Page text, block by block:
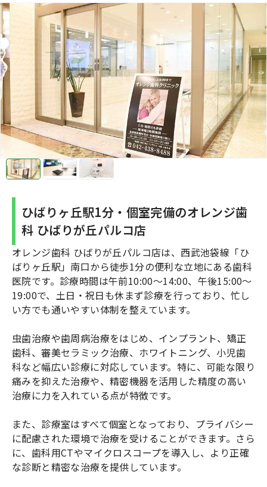
ひばりヶ丘駅1分・個室完備のオレンジ歯
科 ひばりが丘パルコ店
オレンジ歯科 ひばりが丘パルコ店は、西武池袋線「ひ
ばりヶ丘駅」南口から徒歩1分の便利な立地にある歯科
医院です。診療時間は午前10:00～14:00、午後15:00～
19:00で、土日・祝日も休まず診療を行っており、忙し
い方でも通いやすい体制を整えています。
虫歯治療や歯周病治療をはじめ、インプラント、矯正
歯科、審美セラミック治療、ホワイトニング、小児歯
科など幅広い診療に対応しています。特に、可能な限り
痛みを抑えた治療や、精密機器を活用した精度の高い
治療に力を入れている点が特徴です。
また、診療室はすべて個室となっており、プライバシー
に配慮された環境で治療を受けることができます。さら
に、歯科用CTやマイクロスコープを導入し、より正確
な診断と精密な治療を提供しています。